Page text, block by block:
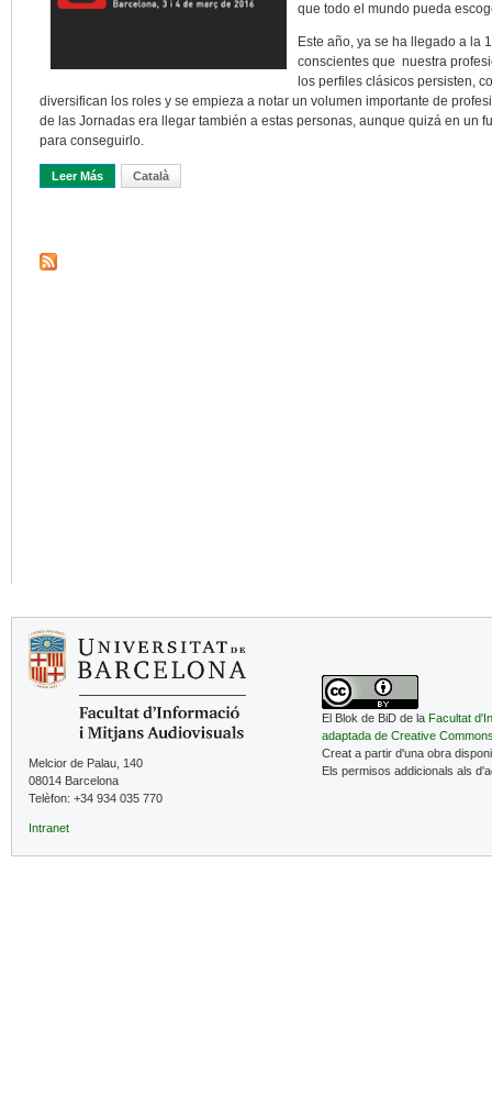
que todo el mundo pueda
Este año, ya se ha llegado a la
conscientes que nuestra
los perfiles clásicos persisten,
diversifican los roles y se empieza a notar un volumen importante de
de las Jornadas era llegar también a estas personas, aunque quizá en un
para conseguirlo.
Leer Más Sobre Crónica De Las 14es Jornades Catalanes D’Informació I
Català
Melcior de Palau, 140
08014 Barcelona
Telèfon: +34 934 035 770
Intranet
El Blok de BiD de la Facultat
adaptada de Creative
Creat a partir d'una obra
Els permisos addicionals als